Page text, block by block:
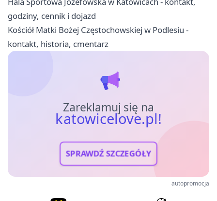
godziny, cennik i dojazd
Kościół Matki Bożej Częstochowskiej w Podlesiu -
kontakt, historia, cmentarz
Zareklamuj się na
katowicelove.pl!
SPRAWDŹ SZCZEGÓŁY
autopromocja